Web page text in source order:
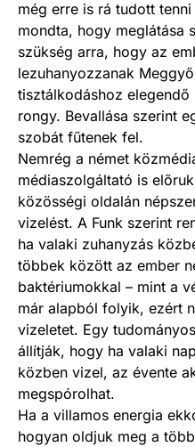
még erre is rá tudott
mondta, hogy meglátása
szükség arra, hogy az
lezuhanyozzanak
tisztálkodáshoz
rongy. Bevallása szerint
szobát fűtenek fel.
Nemrég a német
médiaszolgáltató is
közösségi oldalán
vizelést. A Funk szerint
ha valaki zuhanyzás
többek között az ember
baktériumokkal – mint a
már alapból folyik, ezért
vizeletet. Egy
állítják, hogy ha valaki
közben vizel, az évente
megspórolhat.
Ha a villamos energia
hogyan oldjuk meg a